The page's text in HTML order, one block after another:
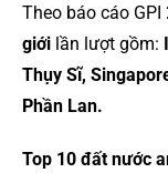
Theo báo cáo GPI
giới lần lượt gồm:
Thụy Sĩ,
Phần Lan.
Top 10 đất nước